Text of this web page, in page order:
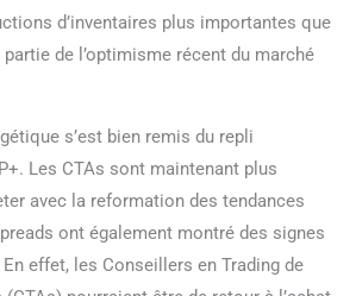
d’inventaires plus importantes que
partie de l’optimisme récent du marché
s’est bien remis du repli
Les CTAs sont maintenant plus
avec la reformation des tendances
ont également montré des signes
effet, les Conseillers en Trading de